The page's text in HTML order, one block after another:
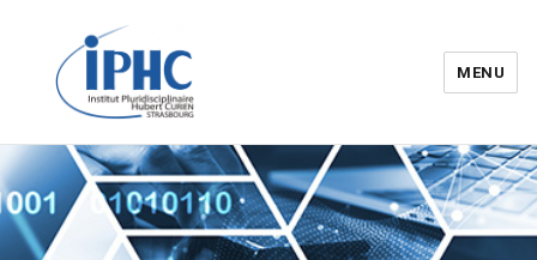
Institut pluridisciplinaire Hubert
Curien – IPHC
MENU